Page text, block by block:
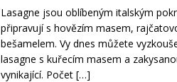
Lasagne jsou oblíbeným italským
připravují s hovězím masem,
bešamelem. Vy dnes můžete
lasagne s kuřecím masem a
vynikající. Počet […]